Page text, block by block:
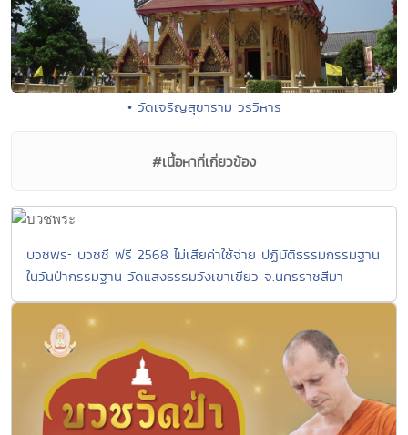
• วัดเจริญสุขาราม วรวิหาร
#เนื้อหาที่เกี่ยวข้อง
บวชพระ บวชชี ฟรี 2568 ไม่เสียค่าใช้จ่าย ปฏิบัติธรรมกรรมฐาน
ในวันป่ากรรมฐาน วัดแสงธรรมวังเขาเขียว จ.นครราชสีมา